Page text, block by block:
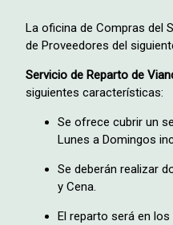
La oficina de Compras del
de Proveedores del
Servicio de Reparto de
siguientes características:
Se ofrece cubrir un
Lunes a Domingos
Se deberán realizar
y Cena.
El reparto será en